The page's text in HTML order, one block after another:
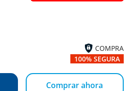
COMPRA
100% SEGURA
Comprar ahora